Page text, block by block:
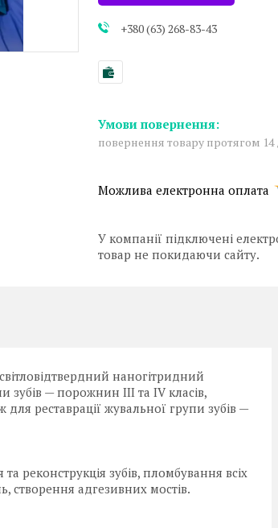
+380 (63) 268-83-43
повернення товару протягом 14
У компанії підключені
товар не покидаючи сайту.
наногітридний
зубів — порожнин III та IV класів,
реставрації жувальної групи зубів —
реконструкція зубів, пломбування всіх
створення адгезивних мостів.